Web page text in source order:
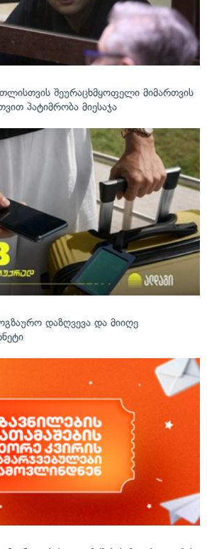
შეურაცხმყოფელი მიმართვის
პატიმრობა მიესაჯა
დაზღვევა და მიიღე